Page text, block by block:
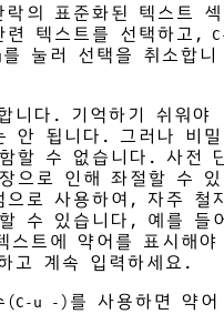
의 표준화된 텍스트 섹
텍스트를 선택하고,
를 눌러 선택을 취소합니
니다. 기억하기 쉬워야
안 됩니다. 그러나 비밀
할 수 없습니다. 사전
으로 인해 좌절할 수 있
로 사용하여, 자주 철
수 있습니다, 예를 들
트에 약어를 표시해야
고 계속 입력하세요.
(C-u - )를 사용하면 약어